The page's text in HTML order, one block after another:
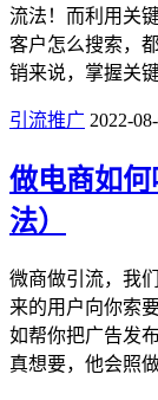
流法！而利用关
客户怎么搜索，
销来说，掌握关
引流推广 2022-
做电商如
法）
微商做引流，我
来的用户向你索
如帮你把广告发
真想要，他会照